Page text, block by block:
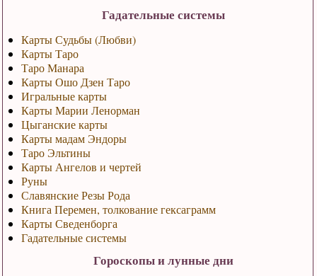
Гадательные системы
Карты Судьбы (Любви)
Карты Таро
Таро Манара
Карты Ошо Дзен Таро
Игральные карты
Карты Марии Ленорман
Цыганские карты
Карты мадам Эндоры
Таро Эльтины
Карты Ангелов и чертей
Руны
Славянские Резы Рода
Книга Перемен, толкование гексаграмм
Карты Сведенборга
Гадательные системы
Гороскопы и лунные дни